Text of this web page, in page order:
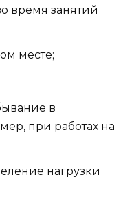
время занятий
месте;
в
при работах на
нагрузки